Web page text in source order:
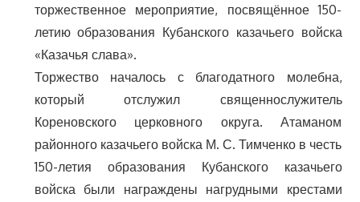
торжественное мероприятие, посвящённое 150-
летию образования Кубанского казачьего войска
«Казачья слава».
Торжество началось с благодатного молебна,
который отслужил священнослужитель
Кореновского церковного округа. Атаманом
районного казачьего войска М. С. Тимченко в честь
150-летия образования Кубанского казачьего
войска были награждены нагрудными крестами